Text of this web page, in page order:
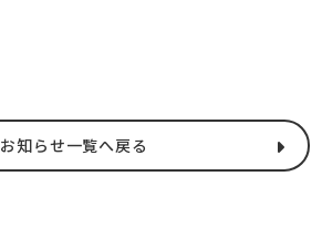
お知らせ一覧へ戻る